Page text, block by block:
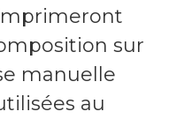
sur
manuelle
au